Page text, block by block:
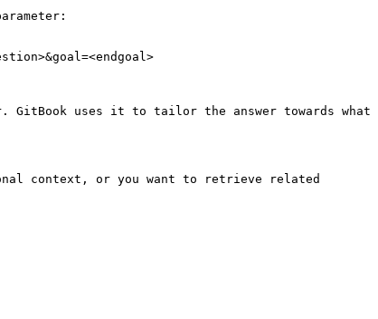
uses it to tailor the answer towards what
context, or you want to retrieve related